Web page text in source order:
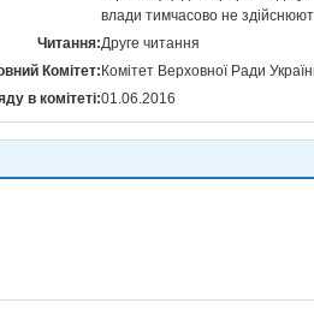
влади тимчасово не
Читання:Друге читання
Комітет: Комітет Верховної Ради
в комітеті:01.06.2016